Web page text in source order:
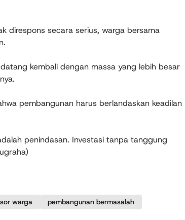
direspons secara serius, warga bersama
kembali dengan massa yang lebih besar
pembangunan harus berlandaskan keadilan
penindasan. Investasi tanpa tanggung
warga
pembangunan bermasalah